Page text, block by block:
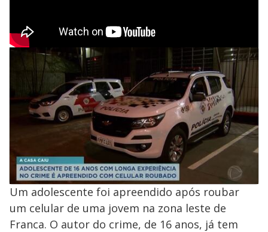
Um adolescente foi apreendido após roubar
um celular de uma jovem na zona leste de
Franca. O autor do crime, de 16 anos, já tem